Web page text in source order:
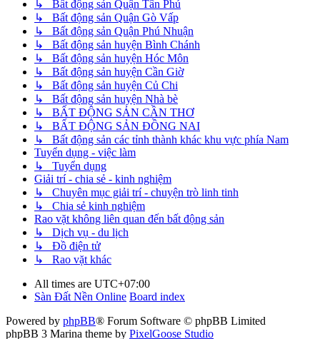
↳ Bất động sản Quận Tân Phú
↳ Bất động sản Quận Gò Vấp
↳ Bất động sản Quận Phú Nhuận
↳ Bất động sản huyện Bình Chánh
↳ Bất động sản huyện Hóc Môn
↳ Bất động sản huyện Cần Giờ
↳ Bất động sản huyện Củ Chi
↳ Bất động sản huyện Nhà bè
↳ BẤT ĐỘNG SẢN CẦN THƠ
↳ BẤT ĐỘNG SẢN ĐỒNG NAI
↳ Bất động sản các tỉnh thành khác khu vực phía Nam
Tuyển dụng - việc làm
↳ Tuyển dụng
Giải trí - chia sẻ - kinh nghiệm
↳ Chuyên mục giải trí - chuyện trò linh tinh
↳ Chia sẻ kinh nghiệm
Rao vặt không liên quan đến bất động sản
↳ Dịch vụ - du lịch
↳ Đồ điện tử
↳ Rao vặt khác
All times are UTC+07:00
Sàn Đất Nền Online Board index
Powered by phpBB® Forum Software © phpBB Limited
phpBB 3 Marina theme by PixelGoose Studio